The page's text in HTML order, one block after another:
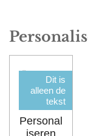
Dit is
alleen de
tekst
Personal